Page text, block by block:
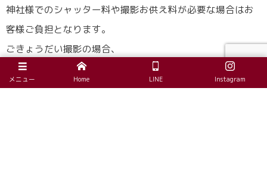
神社様でのシャッター料や撮影お供え料が必要な場合はお
客様ご負担となります。
ごきょうだい撮影の場合、
しっかり撮影させて頂く場合どうしてもお時間（1時間）が
限られてきます。
メニュー Home LINE Instagram